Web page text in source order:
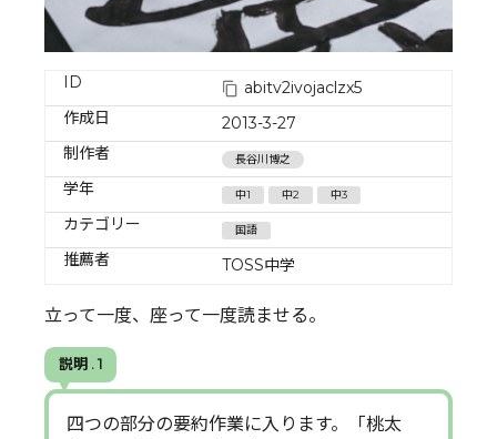
ID
abitv2ivojaclzx5
作成日
2013-3-27
制作者
長谷川博之
学年 中1 中2 中3
カテゴリー 国語
推薦者 TOSS中学
立って一度、座って一度読ませる。
説明 . 1
四つの部分の要約作業に入ります。「桃太